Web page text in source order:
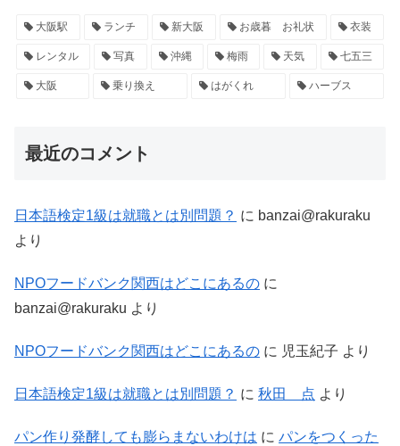
大阪駅 ランチ 新大阪 お歳暮 お礼状 衣装
レンタル 写真 沖縄 梅雨 天気 七五三
大阪 乗り換え はがくれ ハーブス
最近のコメント
日本語検定1級は就職とは別問題？ に banzai@rakuraku
より
NPOフードバンク関西はどこにあるの に
banzai@rakuraku より
NPOフードバンク関西はどこにあるの に 児玉紀子 より
日本語検定1級は就職とは別問題？ に 秋田 点 より
パン作り発酵しても膨らまないわけは に パンをつくった